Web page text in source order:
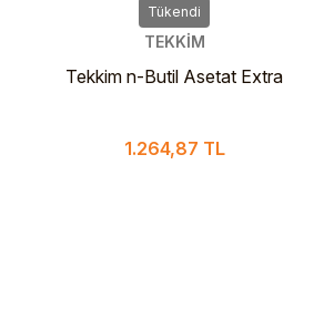
Tükendi
TEKKİM
Tekkim n-Butil Asetat Extra
1.264,87 TL